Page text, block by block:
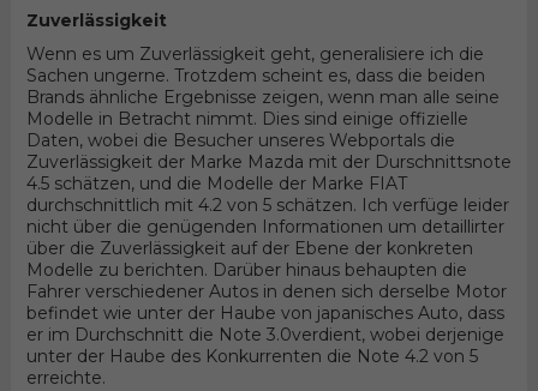
Zuverlässigkeit
Wenn es um Zuverlässigkeit geht, generalisiere ich die
Sachen ungerne. Trotzdem scheint es, dass die beiden
Brands ähnliche Ergebnisse zeigen, wenn man alle seine
Modelle in Betracht nimmt. Dies sind einige offizielle
Daten, wobei die Besucher unseres Webportals die
Zuverlässigkeit der Marke Mazda mit der Durschnittsnote
4.5 schätzen, und die Modelle der Marke FIAT
durchschnittlich mit 4.2 von 5 schätzen. Ich verfüge leider
nicht über die genügenden Informationen um detaillirter
über die Zuverlässigkeit auf der Ebene der konkreten
Modelle zu berichten. Darüber hinaus behaupten die
Fahrer verschiedener Autos in denen sich derselbe Motor
befindet wie unter der Haube von japanisches Auto, dass
er im Durchschnitt die Note 3.0verdient, wobei derjenige
unter der Haube des Konkurrenten die Note 4.2 von 5
erreichte.